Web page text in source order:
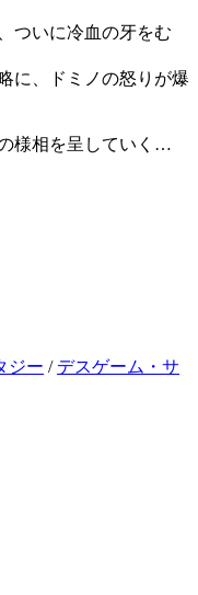
ついに冷血の牙をむ
に、ドミノの怒りが爆
様相を呈していく…
ジー / デスゲーム・サ